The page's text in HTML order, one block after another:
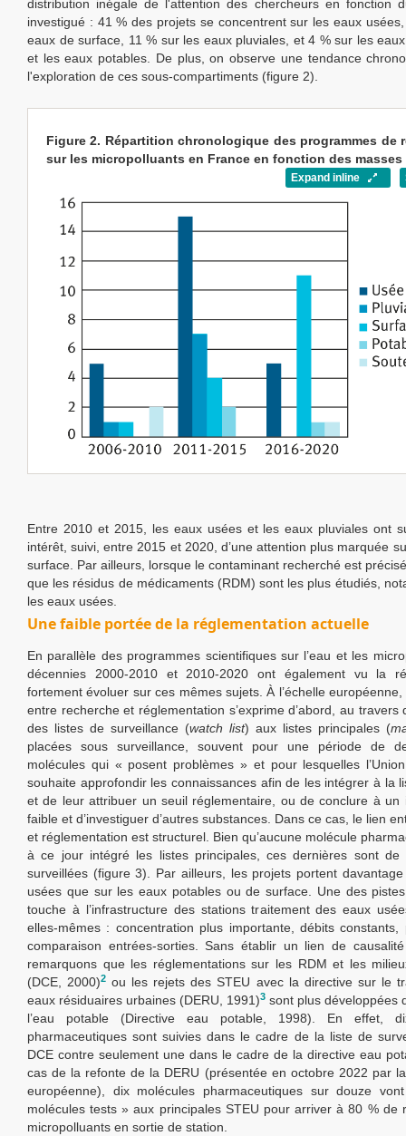
distribution inégale de l'attention des chercheurs en fonction
investigué : 41 % des projets se concentrent sur les eaux
eaux de surface, 11 % sur les eaux pluviales, et 4 % sur les
et les eaux potables. De plus, on observe une tendance
l'exploration de ces sous-compartiments (figure 2).
Figure 2. Répartition chronologique des programmes de
sur les micropolluants en France en fonction des masses
Expand inline
Entre 2010 et 2015, les eaux usées et les eaux pluviales ont
intérêt, suivi, entre 2015 et 2020, d’une attention plus marquée
surface. Par ailleurs, lorsque le contaminant recherché est
que les résidus de médicaments (RDM) sont les plus étudiés,
les eaux usées.
Une faible portée de la réglementation actuelle
En parallèle des programmes scientifiques sur l’eau et les
décennies 2000-2010 et 2010-2020 ont également vu la
fortement évoluer sur ces mêmes sujets. À l’échelle
entre recherche et réglementation s’exprime d’abord, au travers
des listes de surveillance (watch list) aux listes principales (
placées sous surveillance, souvent pour une période de
molécules qui « posent problèmes » et pour lesquelles
souhaite approfondir les connaissances afin de les intégrer à la
et de leur attribuer un seuil réglementaire, ou de conclure à un
faible et d’investiguer d’autres substances. Dans ce cas, le lien
et réglementation est structurel. Bien qu’aucune molécule
à ce jour intégré les listes principales, ces dernières sont de
surveillées (figure 3). Par ailleurs, les projets portent
usées que sur les eaux potables ou de surface. Une des pistes
touche à l’infrastructure des stations traitement des eaux
elles-mêmes : concentration plus importante, débits constants,
comparaison entrées-sorties. Sans établir un lien de
remarquons que les réglementations sur les RDM et les
(DCE, 2000)2 ou les rejets des STEU avec la directive sur le
eaux résiduaires urbaines (DERU, 1991)3 sont plus développées
l’eau potable (Directive eau potable, 1998). En effet,
pharmaceutiques sont suivies dans le cadre de la liste de
DCE contre seulement une dans le cadre de la directive eau
cas de la refonte de la DERU (présentée en octobre 2022 par
européenne), dix molécules pharmaceutiques sur douze
molécules tests » aux principales STEU pour arriver à 80 % de
micropolluants en sortie de station.